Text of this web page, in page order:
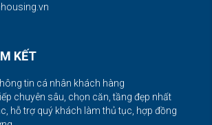
KẾT
tin cá nhân khách hàng
chuyên sâu, chọn căn, tầng đẹp nhất
hỗ trợ quý khách làm thủ tục, hợp đồng